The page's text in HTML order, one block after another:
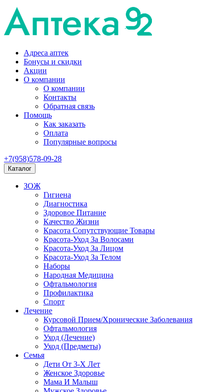
Адреса аптек
Бонусы и скидки
Акции
О компании
О компании
Контакты
Обратная связь
Помощь
Как заказать
Оплата
Популярные вопросы
+7(958)578-09-28
Каталог
ЗОЖ
Гигиена
Диагностика
Здоровое Питание
Качество Жизни
Красота Сопутствующие Товары
Красота-Уход За Волосами
Красота-Уход За Лицом
Красота-Уход За Телом
Наборы
Народная Медицина
Офтальмология
Профилактика
Спорт
Лечение
Курсовой Прием/Хронические Заболевания
Офтальмология
Уход (Лечение)
Уход (Предметы)
Семья
Дети От 3-Х Лет
Женское Здоровье
Мама И Малыш